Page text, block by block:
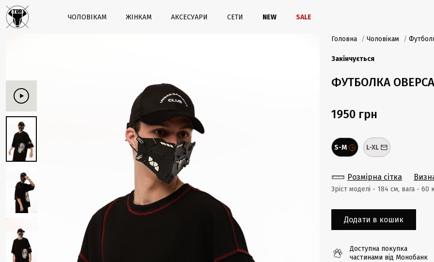
ЧОЛОВІКАМ ЖІНКАМ АКСЕСУАРИ СЕТИ NEW SALE
Головна / Чоловікам /
Закінчується
ФУТБОЛКА
1950 грн
S-M L-XL
Розмірна сітка
Зріст моделі - 184 cм, вага - 60
Додати в кошик
Доступна покупка
частинами від Монобанк